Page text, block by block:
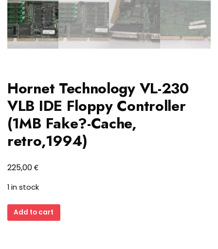
Hornet Technology VL-230
VLB IDE Floppy Controller
(1MB Fake?-Cache,
retro,1994)
225,00€
1 in stock
Hornet
Technology
Add to cart